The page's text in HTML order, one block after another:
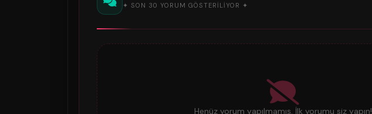
✦ SON 30 YORUM GÖSTERILIYOR ✦
Henüz yorum yapılmamış. İlk yorumu siz yapın!